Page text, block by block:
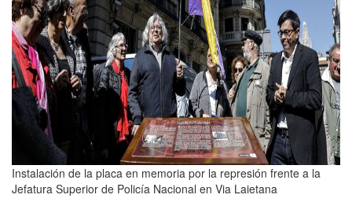
Instalación de la placa en memoria por la represión frente a la
Jefatura Superior de Policía Nacional en Via Laietana